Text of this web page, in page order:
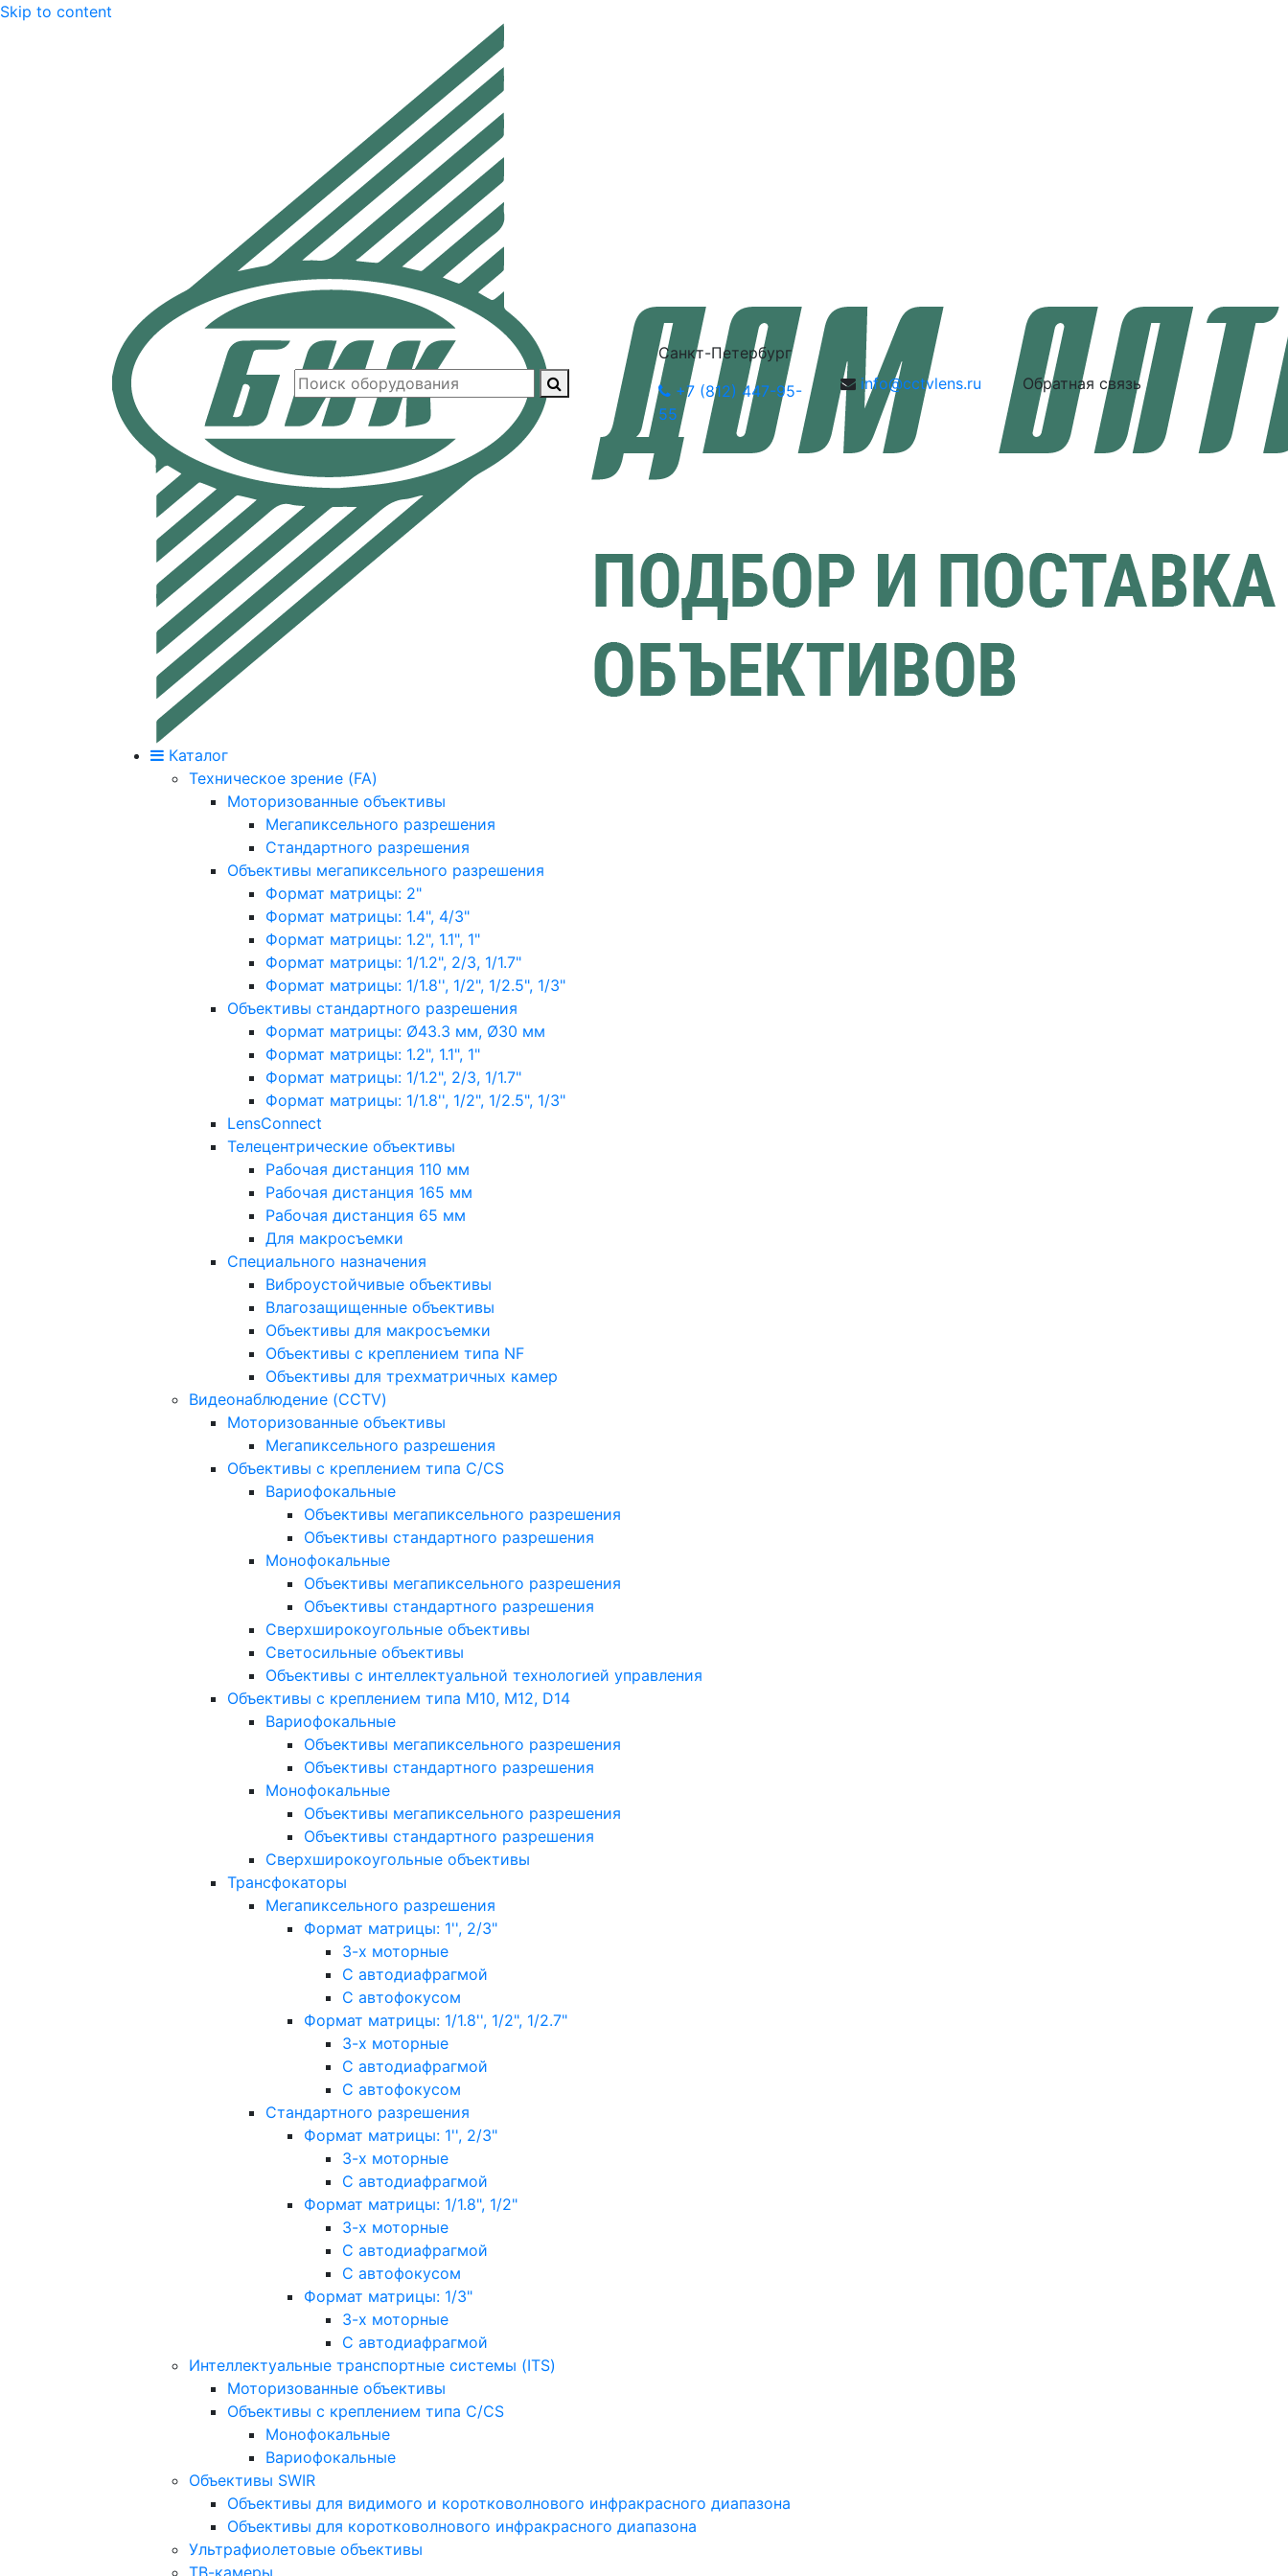
Skip to content
Санкт-Петербург
+7 (812) 447-95-
55
info@cctvlens.ru Обратная связь
Каталог
Техническое зрение (FA)
Моторизованные объективы
Мегапиксельного разрешения
Стандартного разрешения
Объективы мегапиксельного разрешения
Формат матрицы: 2"
Формат матрицы: 1.4", 4/3"
Формат матрицы: 1.2", 1.1", 1"
Формат матрицы: 1/1.2", 2/3, 1/1.7"
Формат матрицы: 1/1.8'', 1/2", 1/2.5", 1/3"
Объективы стандартного разрешения
Формат матрицы: Ø43.3 мм, Ø30 мм
Формат матрицы: 1.2", 1.1", 1"
Формат матрицы: 1/1.2", 2/3, 1/1.7"
Формат матрицы: 1/1.8'', 1/2", 1/2.5", 1/3"
LensConnect
Телецентрические объективы
Рабочая дистанция 110 мм
Рабочая дистанция 165 мм
Рабочая дистанция 65 мм
Для макросъемки
Специального назначения
Виброустойчивые объективы
Влагозащищенные объективы
Объективы для макросъемки
Объективы с креплением типа NF
Объективы для трехматричных камер
Видеонаблюдение (CCTV)
Моторизованные объективы
Мегапиксельного разрешения
Объективы с креплением типа C/CS
Вариофокальные
Объективы мегапиксельного разрешения
Объективы стандартного разрешения
Монофокальные
Объективы мегапиксельного разрешения
Объективы стандартного разрешения
Сверхширокоугольные объективы
Светосильные объективы
Объективы с интеллектуальной технологией управления
Объективы с креплением типа M10, M12, D14
Вариофокальные
Объективы мегапиксельного разрешения
Объективы стандартного разрешения
Монофокальные
Объективы мегапиксельного разрешения
Объективы стандартного разрешения
Сверхширокоугольные объективы
Трансфокаторы
Мегапиксельного разрешения
Формат матрицы: 1'', 2/3"
3-х моторные
С автодиафрагмой
С автофокусом
Формат матрицы: 1/1.8'', 1/2", 1/2.7"
3-х моторные
С автодиафрагмой
С автофокусом
Стандартного разрешения
Формат матрицы: 1'', 2/3"
3-х моторные
С автодиафрагмой
Формат матрицы: 1/1.8", 1/2"
3-х моторные
С автодиафрагмой
С автофокусом
Формат матрицы: 1/3"
3-х моторные
С автодиафрагмой
Интеллектуальные транспортные системы (ITS)
Моторизованные объективы
Объективы с креплением типа C/CS
Монофокальные
Вариофокальные
Объективы SWIR
Объективы для видимого и коротковолнового инфракрасного диапазона
Объективы для коротковолнового инфракрасного диапазона
Ультрафиолетовые объективы
ТВ-камеры